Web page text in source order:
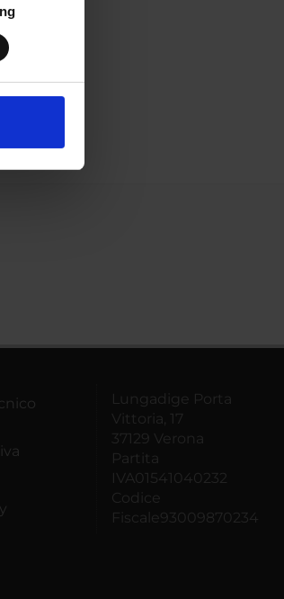
Lungadige Porta
Vittoria, 17
37129 Verona
Partita
IVA01541040232
Codice
Fiscale93009870234